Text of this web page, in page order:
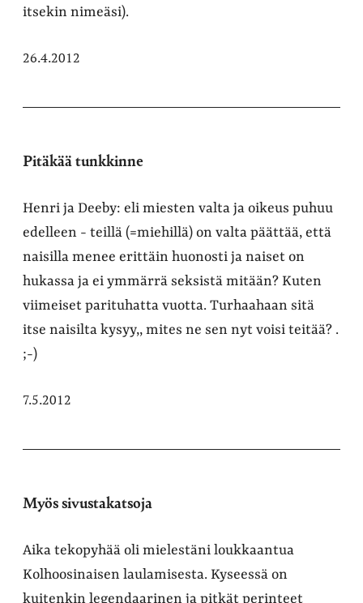
itsekin nimeäsi).
26.4.2012
Pitäkää tunkkinne
Henri ja Deeby: eli miesten valta ja oikeus puhuu
edelleen - teillä (=miehillä) on valta päättää, että
naisilla menee erittäin huonosti ja naiset on
hukassa ja ei ymmärrä seksistä mitään? Kuten
viimeiset parituhatta vuotta. Turhaahaan sitä
itse naisilta kysyy,, mites ne sen nyt voisi teitää? .
;-)
7.5.2012
Myös sivustakatsoja
Aika tekopyhää oli mielestäni loukkaantua
Kolhoosinaisen laulamisesta. Kyseessä on
kuitenkin legendaarinen ja pitkät perinteet